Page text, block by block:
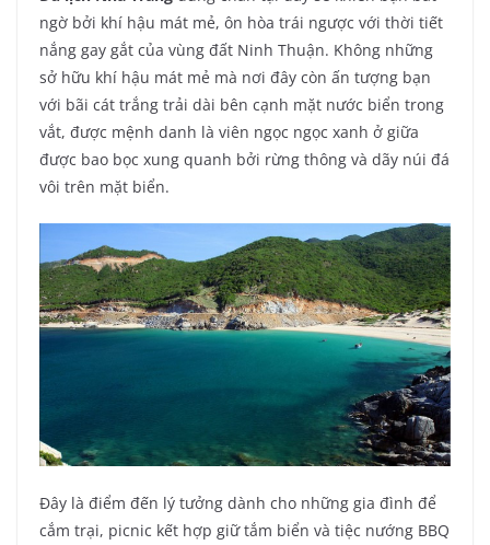
ngờ bởi khí hậu mát mẻ, ôn hòa trái ngược với thời tiết
nắng gay gắt của vùng đất Ninh Thuận. Không những
sở hữu khí hậu mát mẻ mà nơi đây còn ấn tượng bạn
với bãi cát trắng trải dài bên cạnh mặt nước biển trong
vắt, được mệnh danh là viên ngọc ngọc xanh ở giữa
được bao bọc xung quanh bởi rừng thông và dãy núi đá
vôi trên mặt biển.
Đây là điểm đến lý tưởng dành cho những gia đình để
cắm trại, picnic kết hợp giữ tắm biển và tiệc nướng BBQ